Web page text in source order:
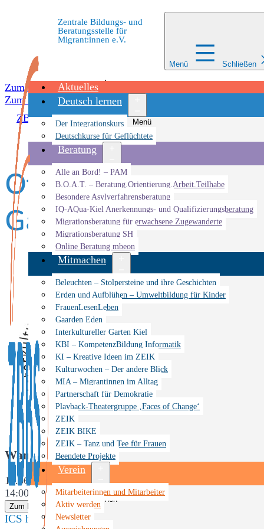
Zum Inhalt springen
Zum Inhalt springen
Zentrale Bildungs- und
Beratungsstelle für
Migrant:innen e.V.
Menü Schließen
Aktuelles
Deutsch lernen
Menü
Der Integrationskurs
Deutschkurse für Geflüchtete
Beratung
Menü
Alle an Bord! – PAM
B.O.A.T. – Beratung.Orientierung.Arbeit.Teilhabe
Besondere Asylverfahrensberatung
IQ-AQua-Kiel Anerkennungs- und Qualifizierungsberatung
Migrationsberatung für erwachsene Zugewanderte
Migrationsberatung SH
Online Beratung mbeon
Mitmachen
Menü
Beleuchten – Stolpersteine und ihre Geschichten
Erden und Aufblühen – Umweltbildung für Kinder
FrauenLesenLeben
Gaarden Eden
Interkultureller Garten Kiel
KBI – KompetenzBildung Informatik
KI – Kreative Ideen im ZEIK
Kulturwochen – Der andere Blick
MIA – Migrantinnen im Alltag
Partnerschaft für Demokratie
Playback-Theatergruppe ‚Faces of Change‘
ZEIK
ZEIK BIKE
ZEIK – Tanz und Tee für Frauen
Beendete Projekte
Verein
Menü
öffnen
Mitarbeiterinnen und Mitarbeiter
Aktiv werden
Newsletter
ZBBS»Veranstaltungen»Interkultureller Garten»
Offener Garten im
Garten Kiel
Wann
12.06.2026
14:00 - 18:00
Zum Kalender hinzufügen
ICS herunterladen Google Kalender